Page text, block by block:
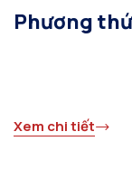
Phương
Xem chi tiết